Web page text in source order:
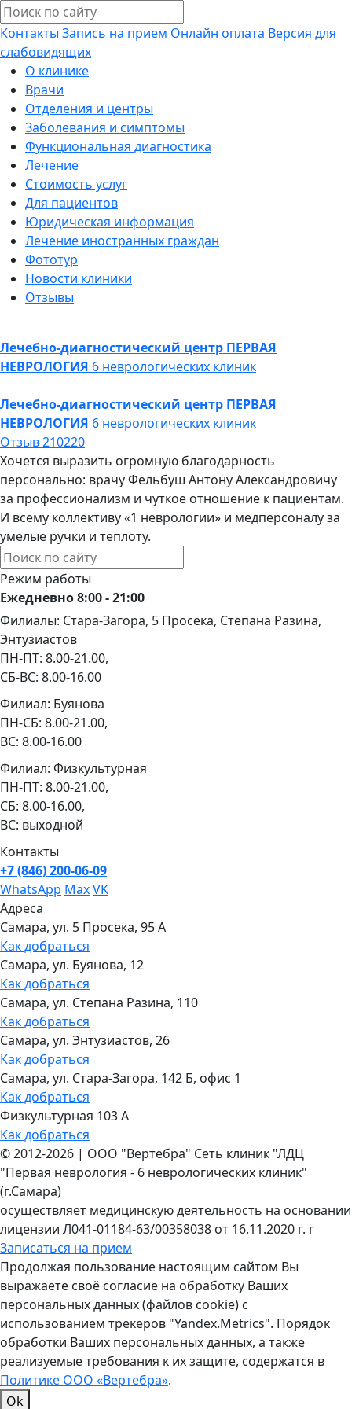
Контакты Запись на прием Онлайн оплата Версия для
слабовидящих
О клинике
Врачи
Отделения и центры
Заболевания и симптомы
Функциональная диагностика
Лечение
Стоимость услуг
Для пациентов
Юридическая информация
Лечение иностранных граждан
Фототур
Новости клиники
Отзывы
Лечебно-диагностический центр ПЕРВАЯ
НЕВРОЛОГИЯ 6 неврологических клиник
Лечебно-диагностический центр ПЕРВАЯ
НЕВРОЛОГИЯ 6 неврологических клиник
Отзыв 210220
Хочется выразить огромную благодарность
персонально: врачу Фельбуш Антону Александровичу
за профессионализм и чуткое отношение к пациентам.
И всему коллективу «1 неврологии» и медперсоналу за
умелые ручки и теплоту.
Режим работы
Ежедневно 8:00 - 21:00
Филиалы: Стара-Загора, 5 Просека, Степана Разина,
Энтузиастов
ПН-ПТ: 8.00-21.00,
СБ-ВС: 8.00-16.00
Филиал: Буянова
ПН-СБ: 8.00-21.00,
ВС: 8.00-16.00
Филиал: Физкультурная
ПН-ПТ: 8.00-21.00,
СБ: 8.00-16.00,
ВС: выходной
Контакты
+7 (846) 200-06-09
WhatsApp MaxVK
Адреса
Самара, ул. 5 Просека, 95 А
Как добраться
Самара, ул. Буянова, 12
Как добраться
Самара, ул. Степана Разина, 110
Как добраться
Самара, ул. Энтузиастов, 26
Как добраться
Самара, ул. Стара-Загора, 142 Б, офис 1
Как добраться
Физкультурная 103 А
Как добраться
©2012-2026 | ООО "Вертебра" Сеть клиник "ЛДЦ
"Первая неврология - 6 неврологических клиник"
(г.Самара)
осуществляет медицинскую деятельность на основании
лицензии Л041-01184-63/00358038 от 16.11.2020 г. г
Записаться на прием
Продолжая пользование настоящим сайтом Вы
выражаете своё согласие на обработку Ваших
персональных данных (файлов cookie) с
использованием трекеров "Yandex.Metrics". Порядок
обработки Ваших персональных данных, а также
реализуемые требования к их защите, содержатся в
Политике ООО «Вертебра».
Ok